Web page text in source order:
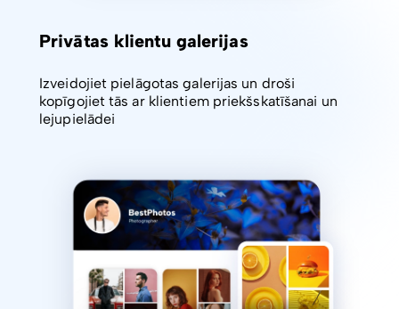
Privātas klientu galerijas
Izveidojiet pielāgotas galerijas un droši
kopīgojiet tās ar klientiem priekšskatīšanai un
lejupielādei